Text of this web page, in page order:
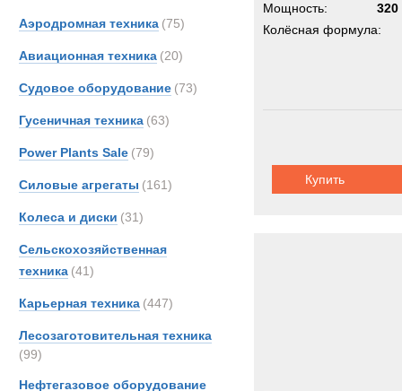
Аэродромная техника (75)
Авиационная техника (20)
Судовое оборудование (73)
Гусеничная техника (63)
Power Plants Sale (79)
Силовые агрегаты (161)
Колеса и диски (31)
Сельскохозяйственная
техника (41)
Карьерная техника (447)
Лесозаготовительная техника
(99)
Нефтегазовое оборудование
Мощность:
320
Колёсная формула:
Купить